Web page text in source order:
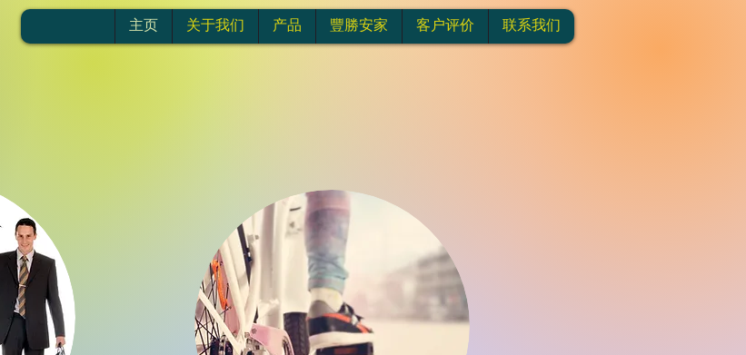
主页 关于我们 产品 豐勝安家 客户评价 联系我们